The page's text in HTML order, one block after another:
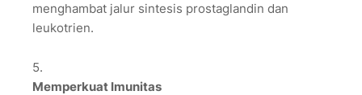
menghambat jalur sintesis prostaglandin dan
leukotrien.
Memperkuat Imunitas